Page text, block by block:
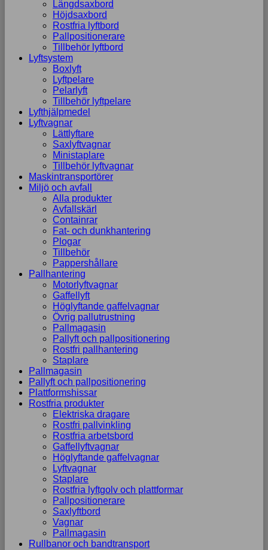
Längdsaxbord
Höjdsaxbord
Rostfria lyftbord
Pallpositionerare
Tillbehör lyftbord
Lyftsystem
Boxlyft
Lyftpelare
Pelarlyft
Tillbehör lyftpelare
Lyfthjälpmedel
Lyftvagnar
Lättlyftare
Saxlyftvagnar
Ministaplare
Tillbehör lyftvagnar
Maskintransportörer
Miljö och avfall
Alla produkter
Avfallskärl
Containrar
Fat- och dunkhantering
Plogar
Tillbehör
Pappershållare
Pallhantering
Motorlyftvagnar
Gaffellyft
Höglyftande gaffelvagnar
Övrig pallutrustning
Pallmagasin
Pallyft och pallpositionering
Rostfri pallhantering
Staplare
Pallmagasin
Pallyft och pallpositionering
Plattformshissar
Rostfria produkter
Elektriska dragare
Rostfri pallvinkling
Rostfria arbetsbord
Gaffellyftvagnar
Höglyftande gaffelvagnar
Lyftvagnar
Staplare
Rostfria lyftgolv och plattformar
Pallpositionerare
Saxlyftbord
Vagnar
Pallmagasin
Rullbanor och bandtransport